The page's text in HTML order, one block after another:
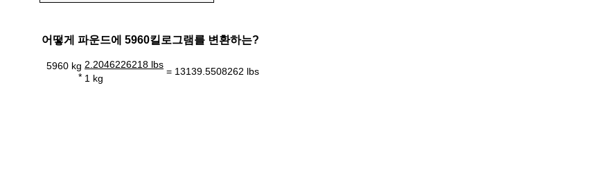
어떻게 파운드에 5960킬로그램를 변환하는?
5960 kg
*
2.2046226218 lbs
= 13139.5508262 lbs
1 kg